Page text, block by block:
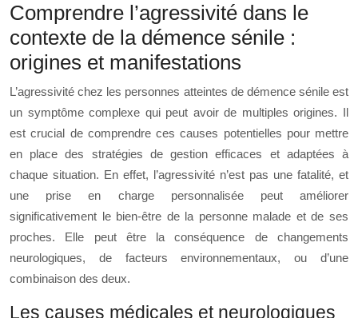
Comprendre l’agressivité dans le
contexte de la démence sénile :
origines et manifestations
L’agressivité chez les personnes atteintes de démence sénile est
un symptôme complexe qui peut avoir de multiples origines. Il
est crucial de comprendre ces causes potentielles pour mettre
en place des stratégies de gestion efficaces et adaptées à
chaque situation. En effet, l’agressivité n’est pas une fatalité, et
une prise en charge personnalisée peut améliorer
significativement le bien-être de la personne malade et de ses
proches. Elle peut être la conséquence de changements
neurologiques, de facteurs environnementaux, ou d’une
combinaison des deux.
Les causes médicales et neurologiques